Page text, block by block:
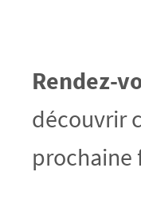
Rendez-
découvrir
prochaine